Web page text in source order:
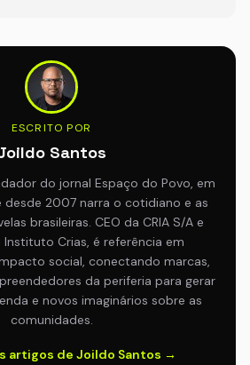
ESCRITO POR
Santos
do jornal Espaço do Povo, em
desde 2007 narra o cotidiano e as
brasileiras. CEO da CRIA S/A e
Crias, é referência em
social, conectando marcas,
da periferia para gerar
e novos imaginários sobre as
comunidades.
artigos de Joildo Santos →